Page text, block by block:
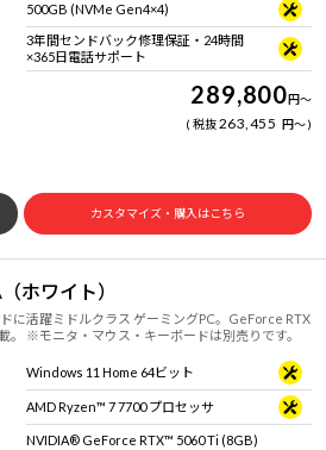
500GB (NVMe Gen4×4)
3年間センドバック修理保証・24時間
×365日電話サポート
289,800円～
税抜263,455 円～
カスタマイズ・購入はこちら
ホワイト）
に活躍ミドルクラス ゲーミングPC。GeForce RTX
。 ※モニタ・マウス・キーボードは別売りです。
Windows 11 Home 64ビット
AMD Ryzen™ 7 7700 プロセッサ
NVIDIA® GeForce RTX™ 5060 Ti (8GB)